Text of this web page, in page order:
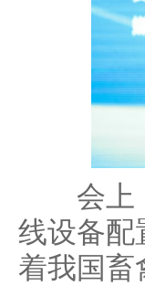
会上，
线设备配
着我国畜